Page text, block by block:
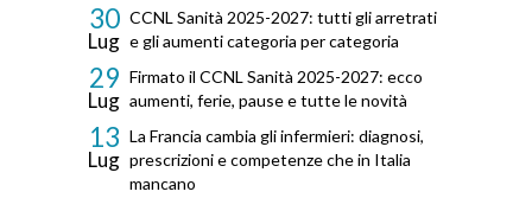
30
Lug
CCNL Sanità 2025-2027: tutti gli arretrati
e gli aumenti categoria per categoria
29
Lug
Firmato il CCNL Sanità 2025-2027: ecco
aumenti, ferie, pause e tutte le novità
13
Lug
La Francia cambia gli infermieri: diagnosi,
prescrizioni e competenze che in Italia
mancano